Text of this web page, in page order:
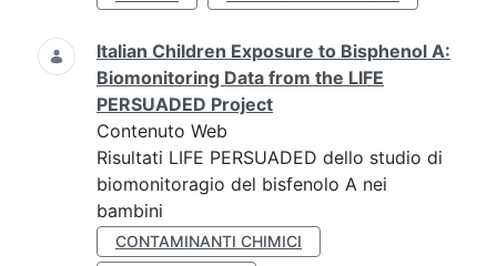
Italian Children Exposure to Bisphenol A:
Biomonitoring Data from the LIFE
PERSUADED Project
Contenuto Web
Risultati LIFE PERSUADED dello studio di
biomonitoragio del bisfenolo A nei
bambini
CONTAMINANTI CHIMICI